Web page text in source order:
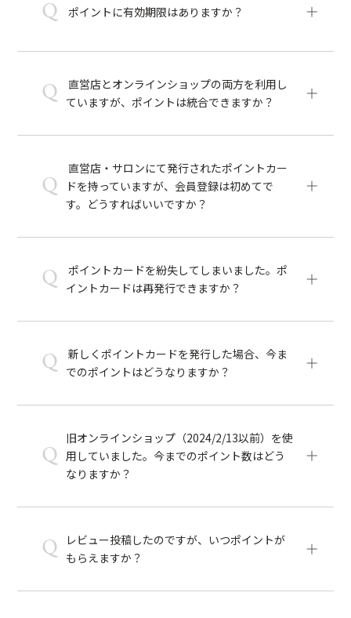
Q ポイントに有効期限はありますか？
Q
直営店とオンラインショップの両方を利用し
ていますが、ポイントは統合できますか？
Q
直営店・サロンにて発行されたポイントカー
ドを持っていますが、会員登録は初めてで
す。どうすればいいですか？
Q
ポイントカードを紛失してしまいました。ポ
イントカードは再発行できますか？
Q
新しくポイントカードを発行した場合、今ま
でのポイントはどうなりますか？
Q
旧オンラインショップ（2024/2/13以前）を使
用していました。今までのポイント数はどう
なりますか？
Q
レビュー投稿したのですが、いつポイントが
もらえますか？